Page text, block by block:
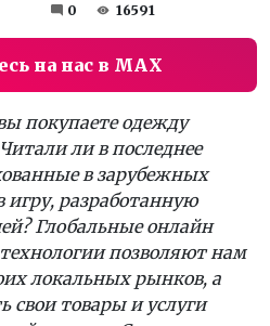
0 16591
на нас в MAX
покупаете одежду
ли в последнее
в зарубежных
игру, разработанную
Глобальные онлайн
позволяют нам
локальных рынков, а
свои товары и услуги